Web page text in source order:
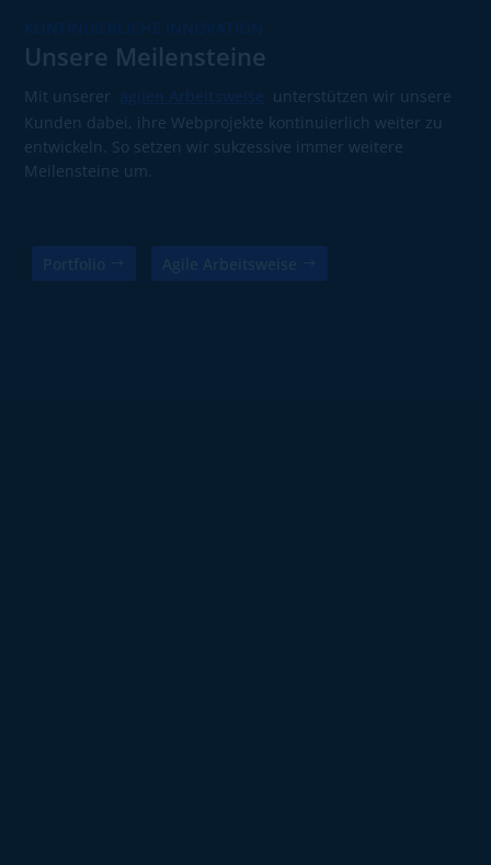
KONTINUIERLICHE INNOVATION
Unsere Meilensteine
Mit unserer agilen Arbeitsweise unterstützen wir unsere
Kunden dabei, ihre Webprojekte kontinuierlich weiter zu
entwickeln. So setzen wir sukzessive immer weitere
Meilensteine um.
Portfolio Agile Arbeitsweise